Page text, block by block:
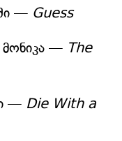
— Guess
მონიკა — The
— Die With a